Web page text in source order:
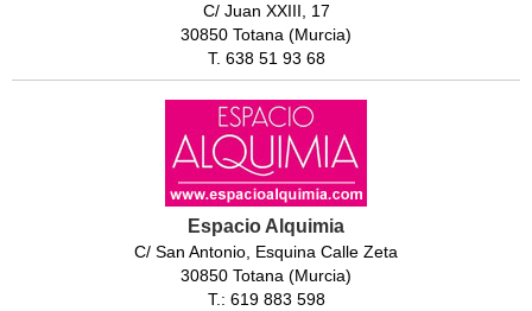
C/ Juan XXIII, 17
30850 Totana (Murcia)
T. 638 51 93 68
Espacio Alquimia
C/ San Antonio, Esquina Calle Zeta
30850 Totana (Murcia)
T.: 619 883 598